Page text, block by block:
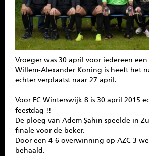
MENU
Vroeger was 30 april voor iedereen een
Willem-Alexander Koning is heeft het
echter verplaatst naar 27 april.
Voor FC Winterswijk 8 is 30 april 2015
feestdag !!
De ploeg van Adem Şahin speelde in
finale voor de beker.
Door een 4-6 overwinning op AZC 3
behaald.